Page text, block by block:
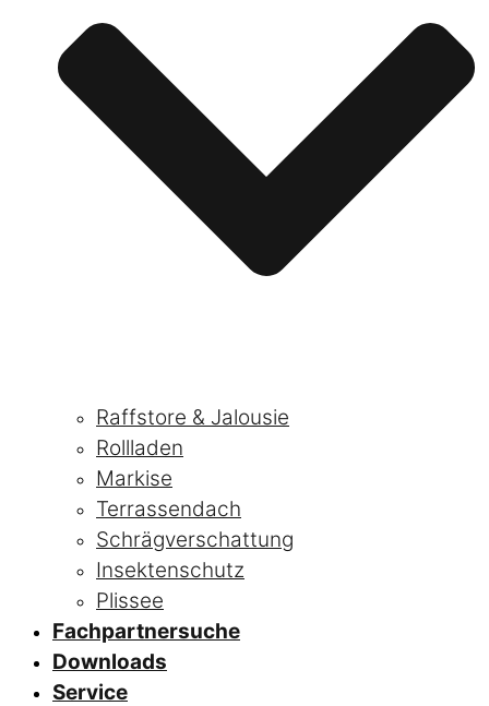
Raffstore & Jalousie
Rollladen
Markise
Terrassendach
Schrägverschattung
Insektenschutz
Plissee
Fachpartnersuche
Downloads
Service